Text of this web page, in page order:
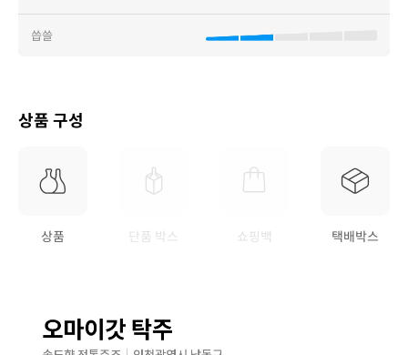
씁쓸
상품 구성
상품 단품 박스 쇼핑백 택배박스